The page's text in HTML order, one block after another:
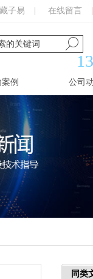
子易 在线留言
例 公司
同类